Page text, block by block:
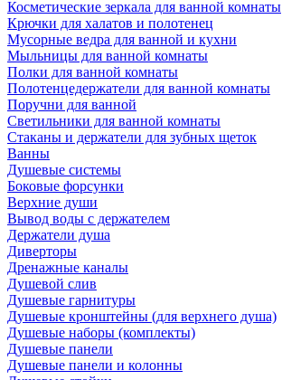
Косметические зеркала для ванной комнаты
Крючки для халатов и полотенец
Мусорные ведра для ванной и кухни
Мыльницы для ванной комнаты
Полки для ванной комнаты
Полотенцедержатели для ванной комнаты
Поручни для ванной
Светильники для ванной комнаты
Стаканы и держатели для зубных щеток
Ванны
Душевые системы
Боковые форсунки
Верхние души
Вывод воды с держателем
Держатели душа
Диверторы
Дренажные каналы
Душевой слив
Душевые гарнитуры
Душевые кронштейны (для верхнего душа)
Душевые наборы (комплекты)
Душевые панели
Душевые панели и колонны